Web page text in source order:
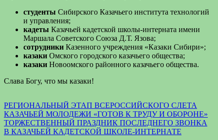
студенты Сибирского Казачьего института технологий
и управления;
кадеты Казачьей кадетской школы-интерната имени
Маршала Советского Союза Д.Т. Язова;
сотрудники Казенного учреждения «Казаки Сибири»;
казаки Омского городского казачьего общества;
казаки Новоомского районного казачьего общества.
Слава Богу, что мы казаки!
Навигация
по
записям
РЕГИОНАЛЬНЫЙ ЭТАП ВСЕРОССИЙСКОГО СЛЕТА
КАЗАЧЬЕЙ МОЛОДЕЖИ «ГОТОВ К ТРУДУ И ОБОРОНЕ»
ТОРЖЕСТВЕННЫЙ ПРАЗДНИК ПОСЛЕДНЕГО ЗВОНКА
В КАЗАЧЬЕЙ КАДЕТСКОЙ ШКОЛЕ-ИНТЕРНАТЕ